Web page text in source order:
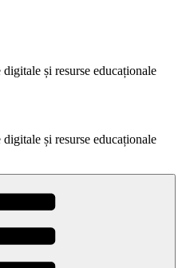
și resurse educaționale
și resurse educaționale